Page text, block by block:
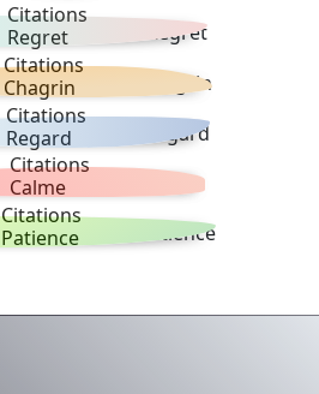
Citations
Regret
Citations
Chagrin
Citations
Regard
Citations
Calme
Citations
Patience